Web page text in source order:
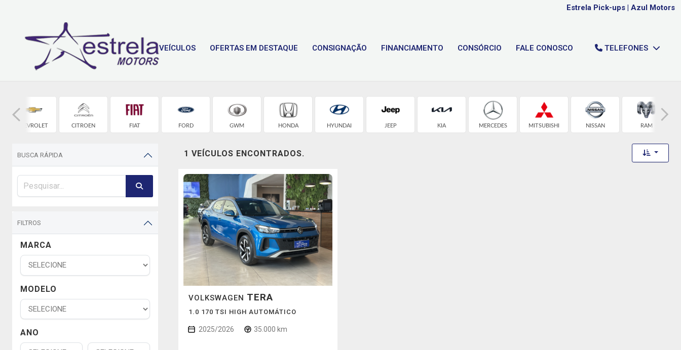
Estrela Pick-ups | Azul Motors
VEÍCULOS OFERTAS EM DESTAQUE CONSIGNAÇÃO FINANCIAMENTO CONSÓRCIO FALE CONOSCO TELEFONES
CHEVROLET CITROEN FIAT FORD GWM HONDA HYUNDAI JEEP KIA MERCEDES MITSUBISHI NISSAN RAM
BUSCA RÁPIDA
FILTROS
MARCA
MODELO
ANO
1 VEÍCULOS ENCONTRADOS. Toggle
VOLKSWAGEN TERA
1.0 170 TSI HIGH AUTOMÁTICO
2025/2026 35.000 km